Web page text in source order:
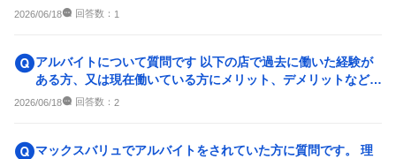
2026/06/18 回答数： 1
アルバイトについて質問です 以下の店で過去に働いた経験が
ある方、又は現在働いている方にメリット、デメリットなどを
教えて欲しいです ...
2026/06/18 回答数： 2
マックスバリュでアルバイトをされていた方に質問です。 理